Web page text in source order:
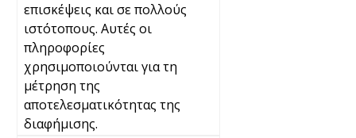
επισκέψεις και σε πολλούς
ιστότοπους. Αυτές οι
πληροφορίες
χρησιμοποιούνται για τη
μέτρηση της
αποτελεσματικότητας της
διαφήμισης.